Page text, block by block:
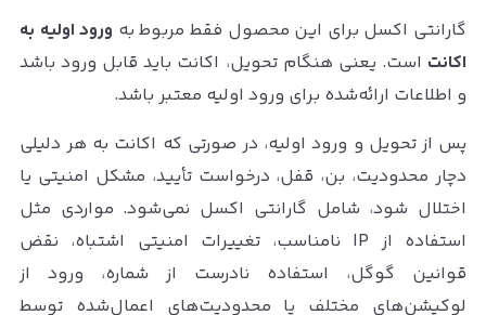
گارانتی اکسل برای این محصول فقط مربوط به ورود اولیه به
اکانت است. یعنی هنگام تحویل، اکانت باید قابل ورود باشد
و اطلاعات ارائه‌شده برای ورود اولیه معتبر باشد.
پس از تحویل و ورود اولیه، در صورتی که اکانت به هر دلیلی
دچار محدودیت، بن، قفل، درخواست تأیید، مشکل امنیتی یا
اختلال شود، شامل گارانتی اکسل نمی‌شود. مواردی مثل
استفاده از IP نامناسب، تغییرات امنیتی اشتباه، نقض
قوانین گوگل، استفاده نادرست از شماره، ورود از
لوکیشن‌های مختلف یا محدودیت‌های اعمال‌شده توسط